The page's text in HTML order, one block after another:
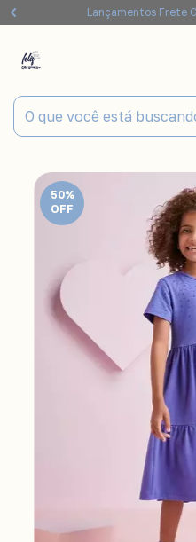
Lançamentos Frete
50%
OFF